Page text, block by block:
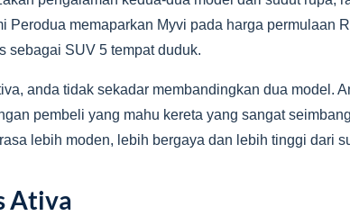
memaparkan Myvi pada harga permulaan
sebagai SUV 5 tempat duduk.
anda tidak sekadar membandingkan dua model.
pembeli yang mahu kereta yang sangat
lebih moden, lebih bergaya dan lebih tinggi dari
Ativa